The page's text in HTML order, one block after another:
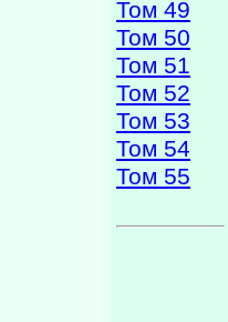
Том 49
Том 50
Том 51
Том 52
Том 53
Том 54
Том 55